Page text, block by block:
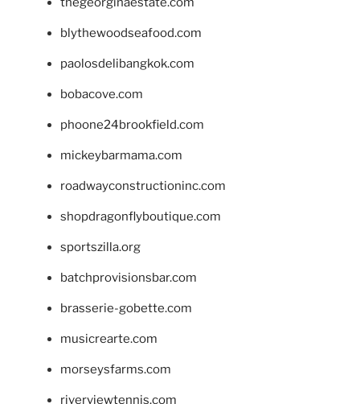
blythewoodseafood.com
paolosdelibangkok.com
bobacove.com
phoone24brookfield.com
mickeybarmama.com
roadwayconstructioninc.com
shopdragonflyboutique.com
sportszilla.org
batchprovisionsbar.com
brasserie-gobette.com
musicrearte.com
morseysfarms.com
riverviewtennis.com